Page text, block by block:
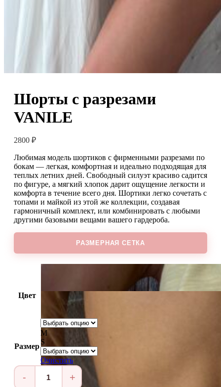
Шорты с разрезами
VANILE
2800 ₽
Любимая модель шортиков с фирменными разрезами по
бокам — легкая, комфортная и идеально подходящая для
теплых летних дней. Свободный силуэт красиво садится
по фигуре, а мягкий хлопок дарит ощущение легкости и
комфорта в течение всего дня. Шортики легко сочетать с
топами и майкой из этой же коллекции, создавая
гармоничный комплект, или комбинировать с любыми
другими базовыми вещами вашего гардероба.
РАЗМЕРНАЯ СЕТКА
Цвет
Размер
M
S
Очистить
Количество